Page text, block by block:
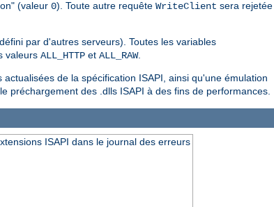
(valeur 0). Toute autre requête WriteClient sera rejetée
par d'autres serveurs). Toutes les variables
valeurs ALL_HTTP et ALL_RAW.
de la spécification ISAPI, ainsi qu'une émulation
préchargement des .dlls ISAPI à des fins de performances.
ISAPI dans le journal des erreurs